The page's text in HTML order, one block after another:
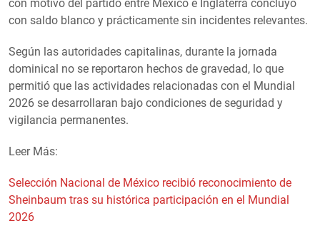
con motivo del partido entre México e Inglaterra concluyó
con saldo blanco y prácticamente sin incidentes relevantes.
Según las autoridades capitalinas, durante la jornada
dominical no se reportaron hechos de gravedad, lo que
permitió que las actividades relacionadas con el Mundial
2026 se desarrollaran bajo condiciones de seguridad y
vigilancia permanentes.
Leer Más:
Selección Nacional de México recibió reconocimiento de
Sheinbaum tras su histórica participación en el Mundial
2026